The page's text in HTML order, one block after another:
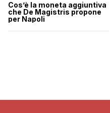
Cos’è la moneta aggiuntiva
che De Magistris propone
per Napoli